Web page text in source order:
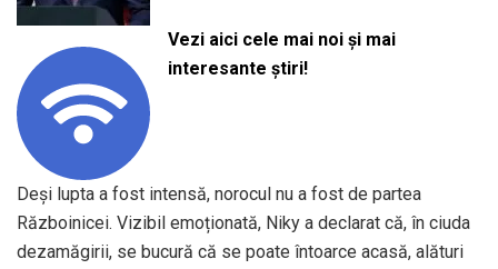
Vezi aici cele mai noi și mai
interesante știri!
Deși lupta a fost intensă, norocul nu a fost de partea
Războinicei. Vizibil emoționată, Niky a declarat că, în ciuda
dezamăgirii, se bucură că se poate întoarce acasă, alături